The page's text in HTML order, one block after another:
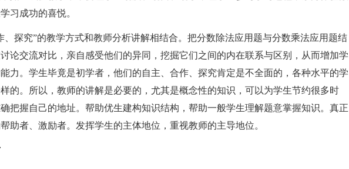
习成功的喜悦。
究”的教学方式和教师分析讲解相结合。把分数除法应用题与分数乘法应用题结
论交流对比，亲自感受他们的异同，挖掘它们之间的内在联系与区别，从而增加学
力。学生毕竟是初学者，他们的自主、合作、探究肯定是不全面的，各种水平的学
的。所以，教师的讲解是必要的，尤其是概念性的知识，可以为学生节约很多时
把握自己的地址。帮助优生建构知识结构，帮助一般学生理解题意掌握知识。真正
助者、激励者。发挥学生的主体地位，重视教师的主导地位。